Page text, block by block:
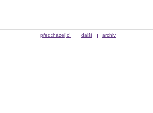
předcházející další archiv